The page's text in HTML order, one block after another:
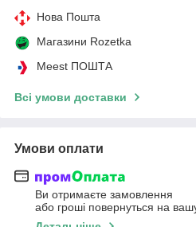
Нова Пошта
Магазини Rozetka
Meest ПОШТА
Всі умови доставки
Умови оплати
Ви отримаєте замовлення
або гроші повернуться на